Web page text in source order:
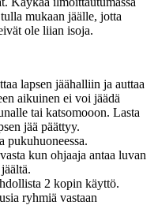
mukaan jäälle, jotta
ole liian isoja.
lapsen jäähalliin ja auttaa
aikuinen ei voi jäädä
tai katsomooon. Lasta
jää päättyy.
pukuhuoneessa.
kun ohjaaja antaa luvan
2 kopin käyttö.
ryhmiä vastaan